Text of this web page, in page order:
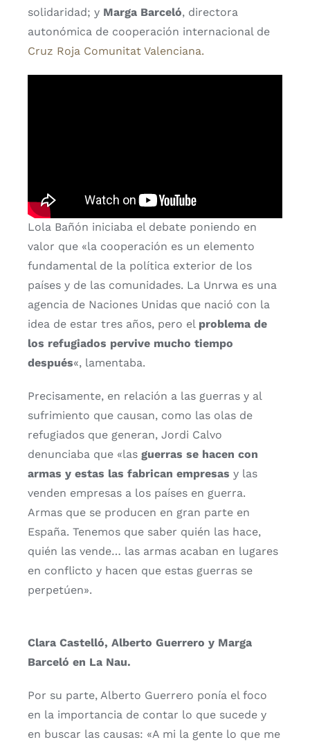
solidaridad; y Marga Barceló, directora
autonómica de cooperación internacional de
Cruz Roja Comunitat Valenciana.
Lola Bañón iniciaba el debate poniendo en
valor que «la cooperación es un elemento
fundamental de la política exterior de los
países y de las comunidades. La Unrwa es una
agencia de Naciones Unidas que nació con la
idea de estar tres años, pero el problema de
los refugiados pervive mucho tiempo
después«, lamentaba.
Precisamente, en relación a las guerras y al
sufrimiento que causan, como las olas de
refugiados que generan, Jordi Calvo
denunciaba que «las guerras se hacen con
armas y estas las fabrican empresas y las
venden empresas a los países en guerra.
Armas que se producen en gran parte en
España. Tenemos que saber quién las hace,
quién las vende… las armas acaban en lugares
en conflicto y hacen que estas guerras se
perpetúen».
Clara Castelló, Alberto Guerrero y Marga
Barceló en La Nau.
Por su parte, Alberto Guerrero ponía el foco
en la importancia de contar lo que sucede y
en buscar las causas: «A mi la gente lo que me